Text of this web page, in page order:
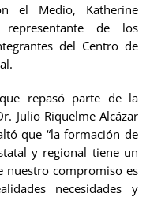
el Medio, Katherine
de los
del Centro de
repasó parte de la
Julio Riquelme Alcázar
que “la formación de
y regional tiene un
compromiso es
necesidades y